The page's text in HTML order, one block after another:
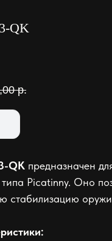
QK
р.
QK предназначен
Picatinny. Оно
стабилизацию